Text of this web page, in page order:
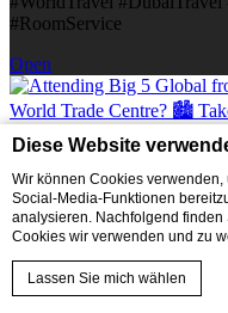
Diese Website
Wir können Cookies
Social-Media-Funktionen
analysieren. Nachfolgend
Cookies wir verwenden und zu
Lassen Sie mich wählen
#RoomService
Open